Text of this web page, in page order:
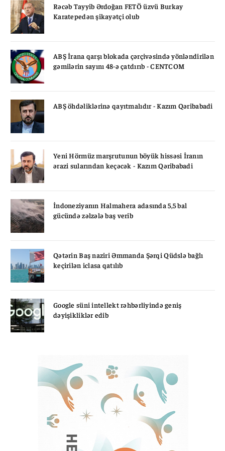
Rəcəb Tayyib Ərdoğan FETÖ üzvü Burkay
Karatepedən şikayətçi olub
ABŞ İrana qarşı blokada çərçivəsində yönləndirilən
gəmilərin sayını 48-ə çatdırıb - CENTCOM
ABŞ öhdəliklərinə qayıtmalıdır - Kazım Qəribabadi
Yeni Hörmüz marşrutunun böyük hissəsi İranın
ərazi sularından keçəcək - Kazım Qəribabadi
İndoneziyanın Halmahera adasında 5,5 bal
gücündə zəlzələ baş verib
Qətərin Baş naziri Əmmanda Şərqi Qüdslə bağlı
keçirilən iclasa qatılıb
Google süni intellekt rəhbərliyində geniş
dəyişikliklər edib